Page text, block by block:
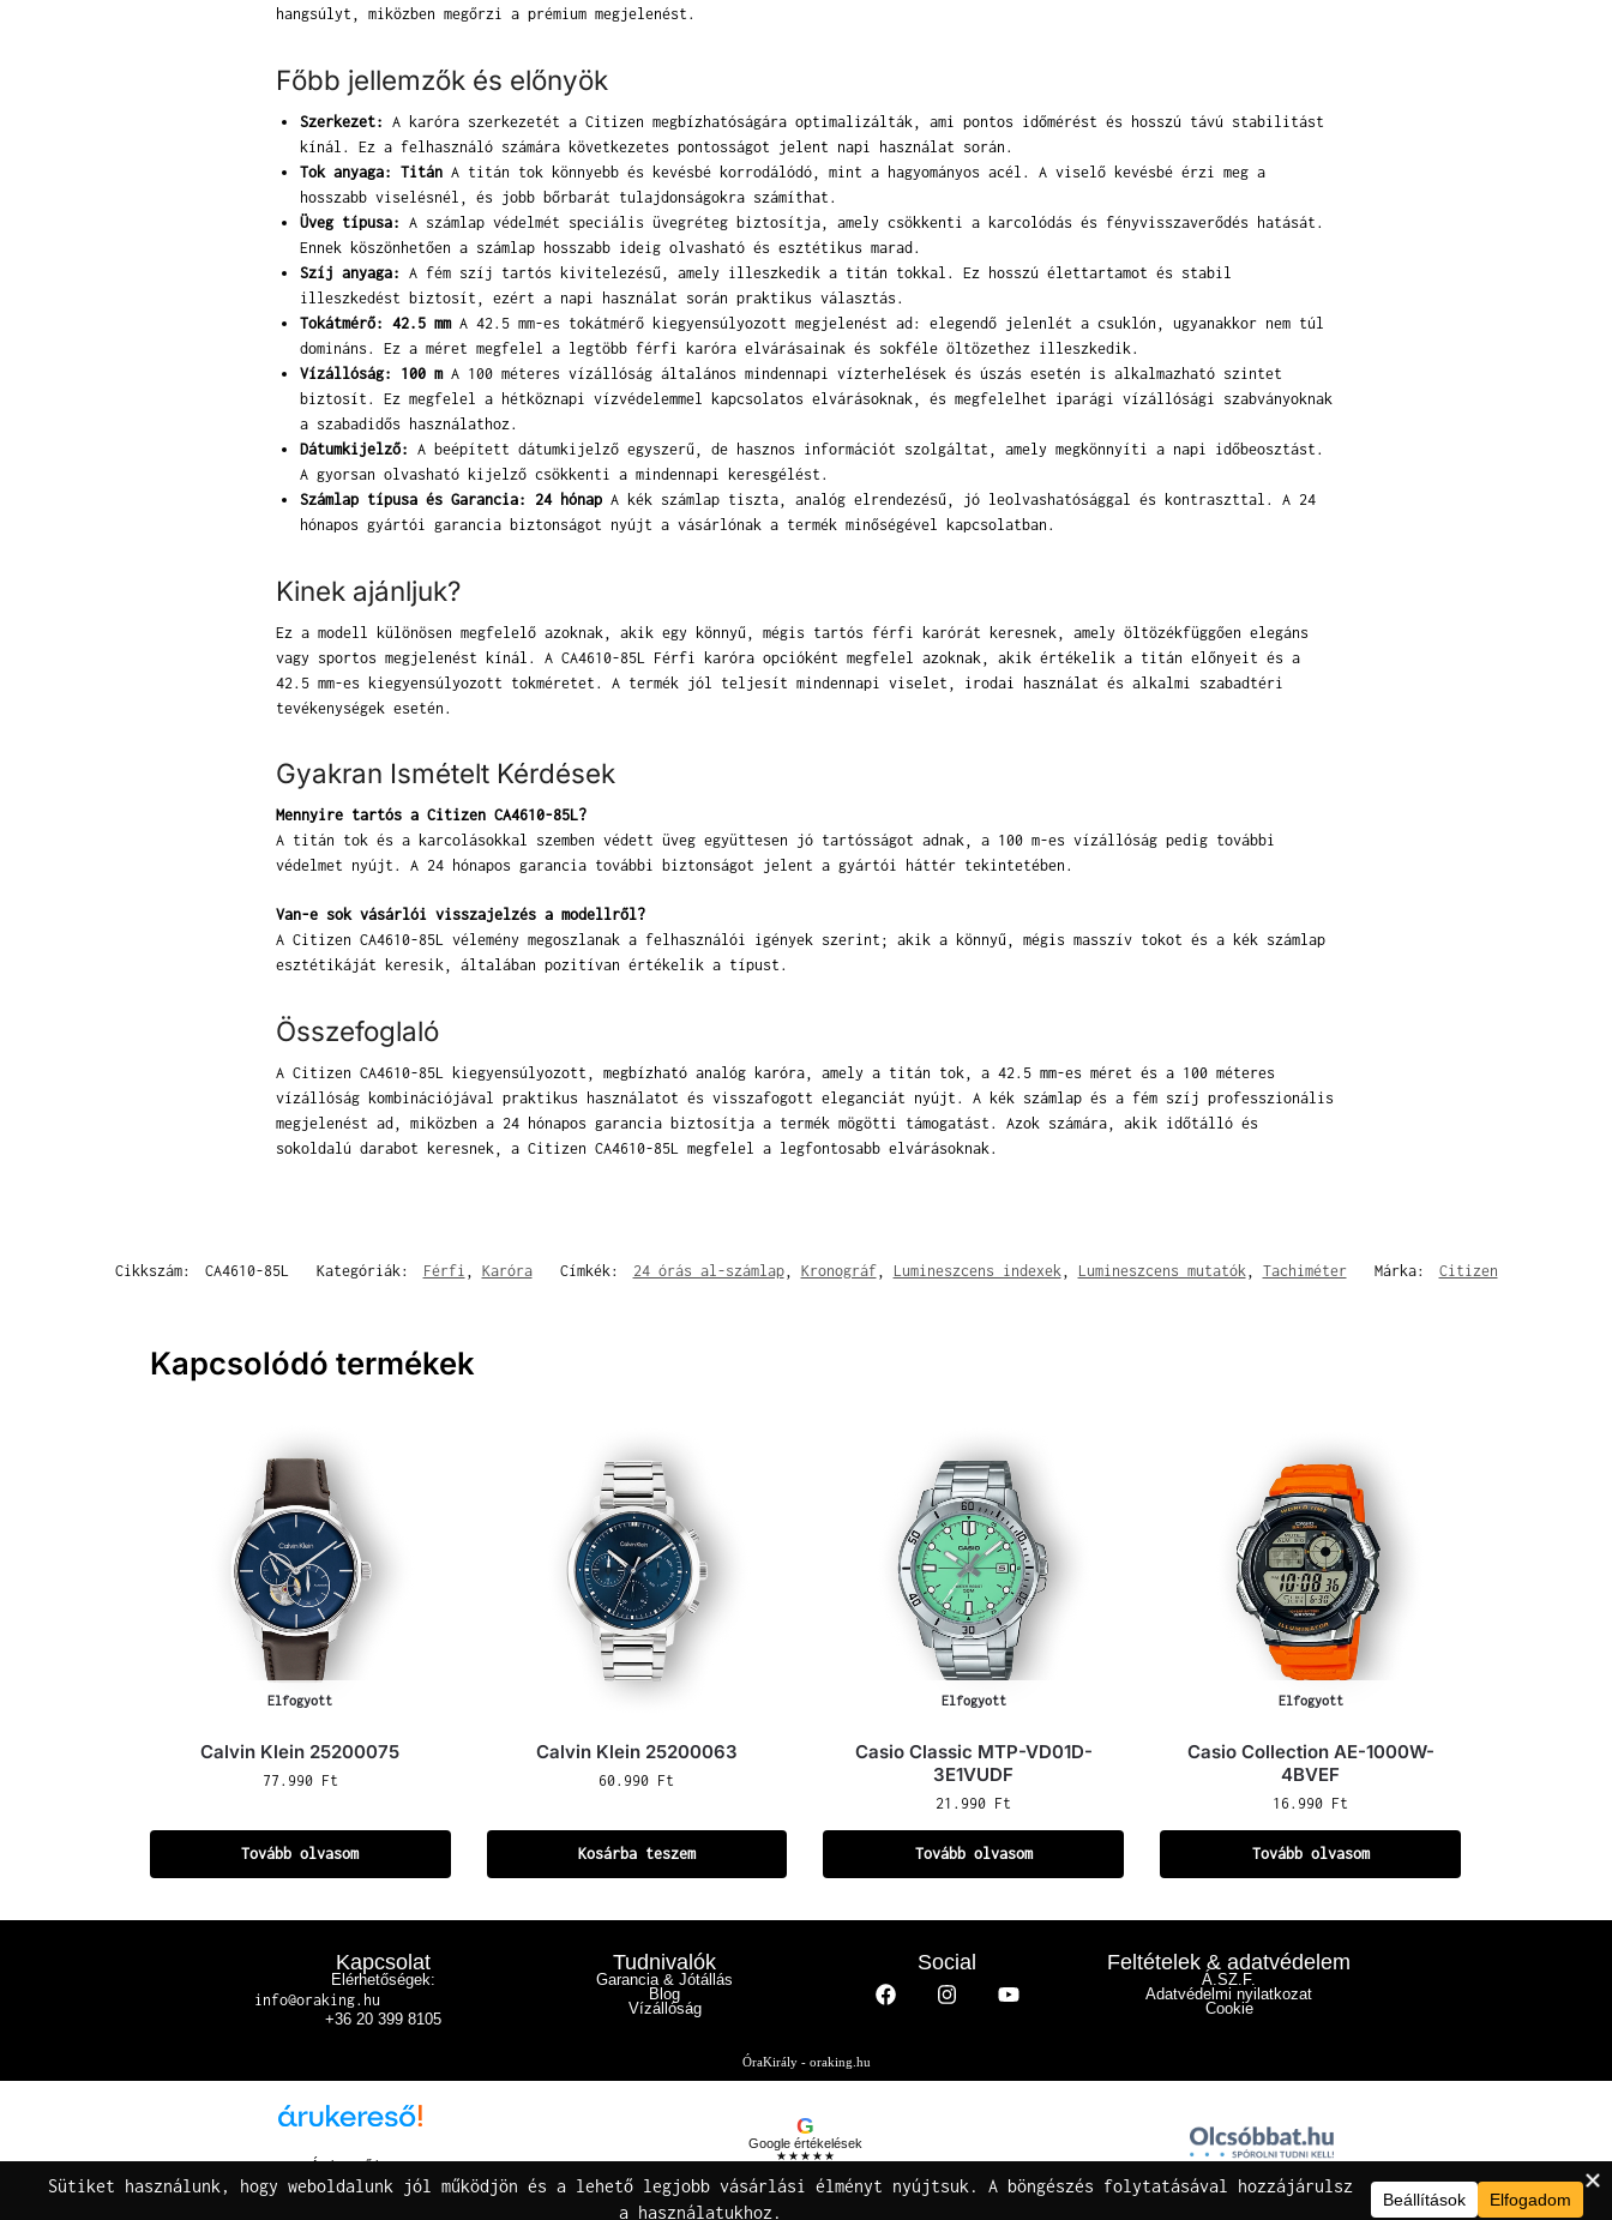
hangsúlyt, miközben megőrzi a prémium megjelenést.
Főbb jellemzők és előnyök
Szerkezet: A karóra szerkezetét a Citizen megbízhatóságára optimalizálták, ami pontos időmérést és hosszú távú stabilitást
kínál. Ez a felhasználó számára következetes pontosságot jelent napi használat során.
Tok anyaga: TitánA titán tok könnyebb és kevésbé korrodálódó, mint a hagyományos acél. A viselő kevésbé érzi meg a
hosszabb viselésnél, és jobb bőrbarát tulajdonságokra számíthat.
Üveg típusa: A számlap védelmét speciális üvegréteg biztosítja, amely csökkenti a karcolódás és fényvisszaverődés hatását.
Ennek köszönhetően a számlap hosszabb ideig olvasható és esztétikus marad.
Szíj anyaga: A fém szíj tartós kivitelezésű, amely illeszkedik a titán tokkal. Ez hosszú élettartamot és stabil
illeszkedést biztosít, ezért a napi használat során praktikus választás.
Tokátmérő: 42.5 mmA 42.5 mm-es tokátmérő kiegyensúlyozott megjelenést ad: elegendő jelenlét a csuklón, ugyanakkor nem túl
domináns. Ez a méret megfelel a legtöbb férfi karóra elvárásainak és sokféle öltözethez illeszkedik.
Vízállóság: 100 mA 100 méteres vízállóság általános mindennapi vízterhelések és úszás esetén is alkalmazható szintet
biztosít. Ez megfelel a hétköznapi vízvédelemmel kapcsolatos elvárásoknak, és megfelelhet iparági vízállósági szabványoknak
a szabadidős használathoz.
Dátumkijelző: A beépített dátumkijelző egyszerű, de hasznos információt szolgáltat, amely megkönnyíti a napi időbeosztást.
A gyorsan olvasható kijelző csökkenti a mindennapi keresgélést.
Számlap típusa és Garancia: 24 hónapA kék számlap tiszta, analóg elrendezésű, jó leolvashatósággal és kontraszttal. A 24
hónapos gyártói garancia biztonságot nyújt a vásárlónak a termék minőségével kapcsolatban.
Kinek ajánljuk?
Ez a modell különösen megfelelő azoknak, akik egy könnyű, mégis tartós férfi karórát keresnek, amely öltözékfüggően elegáns
vagy sportos megjelenést kínál. A CA4610-85L Férfi karóra opcióként megfelel azoknak, akik értékelik a titán előnyeit és a
42.5 mm-es kiegyensúlyozott tokméretet. A termék jól teljesít mindennapi viselet, irodai használat és alkalmi szabadtéri
tevékenységek esetén.
Gyakran Ismételt Kérdések
Mennyire tartós a Citizen CA4610-85L?
A titán tok és a karcolásokkal szemben védett üveg együttesen jó tartósságot adnak, a 100 m-es vízállóság pedig további
védelmet nyújt. A 24 hónapos garancia további biztonságot jelent a gyártói háttér tekintetében.
Van-e sok vásárlói visszajelzés a modellről?
A Citizen CA4610-85L vélemény megoszlanak a felhasználói igények szerint; akik a könnyű, mégis masszív tokot és a kék számlap
esztétikáját keresik, általában pozitívan értékelik a típust.
Összefoglaló
A Citizen CA4610-85L kiegyensúlyozott, megbízható analóg karóra, amely a titán tok, a 42.5 mm-es méret és a 100 méteres
vízállóság kombinációjával praktikus használatot és visszafogott eleganciát nyújt. A kék számlap és a fém szíj professzionális
megjelenést ad, miközben a 24 hónapos garancia biztosítja a termék mögötti támogatást. Azok számára, akik időtálló és
sokoldalú darabot keresnek, a Citizen CA4610-85L megfelel a legfontosabb elvárásoknak.
Cikkszám: CA4610-85L Kategóriák: Férfi Karóra Címkék: 24 órás al-számlap, Kronográf, Lumineszcens indexek Lumineszcens mutatók Tachiméter Márka: Citizen
Kapcsolódó termékek
Elfogyott
Calvin Klein 25200075
77.990 Ft
Tovább olvasom
Calvin Klein 25200063
60.990 Ft
Kosárba teszem
Elfogyott
Casio Classic MTP-VD01D-
3E1VUDF
21.990 Ft
Tovább olvasom
Elfogyott
Casio Collection AE-1000W-
4BVEF
16.990 Ft
Tovább olvasom
Kapcsolat
Elérhetőségek:
info@oraking.hu
+36 20 399 8105
Tudnivalók
Garancia & Jótállás
Blog
Vízállóság
Social Feltételek & adatvédelem
Á.SZ.F.
Adatvédelmi nyilatkozat
Cookie
ÓraKirály - oraking.hu
Árukereső.hu
G
Google értékelések
★★★★★
Buza Gáspár E.V.